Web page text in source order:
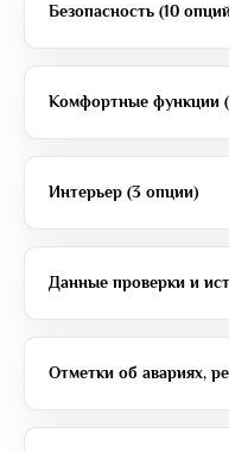
Безопасность (10
Комфортные функции
Интерьер (3 опции)
Данные проверки и
Отметки об авариях,